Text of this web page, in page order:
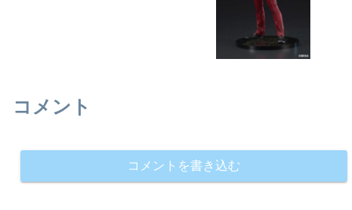
コメント
コメントを書き込む